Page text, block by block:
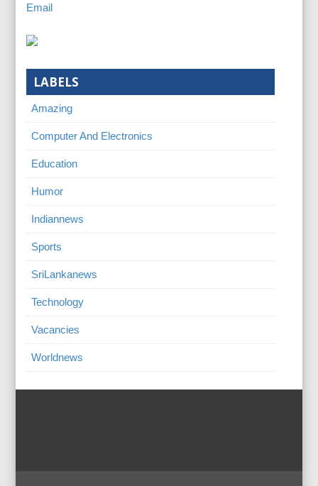
Email
LABELS
Amazing
Computer And Electronics
Education
Humor
Indiannews
Sports
SriLankanews
Technology
Vacancies
Worldnews